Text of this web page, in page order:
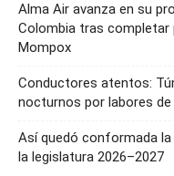
Alma Air avanza en su
Colombia tras completar
Mompox
Conductores atentos:
nocturnos por labores
Así quedó conformada
la legislatura 2026–2027